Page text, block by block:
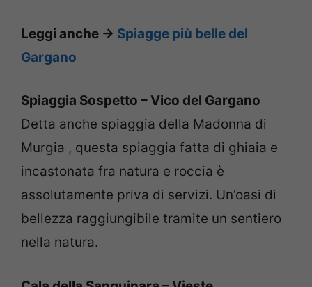
Leggi anche -> Spiagge più belle del
Gargano
Spiaggia Sospetto – Vico del Gargano
Detta anche spiaggia della Madonna di
Murgia , questa spiaggia fatta di ghiaia e
incastonata fra natura e roccia è
assolutamente priva di servizi. Un’oasi di
bellezza raggiungibile tramite un sentiero
nella natura.